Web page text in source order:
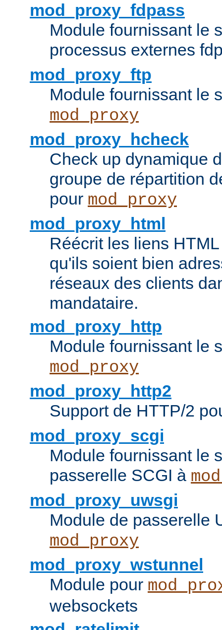
mod_proxy_fdpass
Module fournissant le
processus externes
mod_proxy_ftp
Module fournissant le
mod_proxy
mod_proxy_hcheck
Check up dynamique
groupe de répartition
pour mod_proxy
mod_proxy_html
Réécrit les liens
qu'ils soient bien
réseaux des clients
mandataire.
mod_proxy_http
Module fournissant le
mod_proxy
mod_proxy_http2
Support de HTTP/2
mod_proxy_scgi
Module fournissant le
passerelle SCGI à
mod_proxy_uwsgi
Module de passerelle
mod_proxy
mod_proxy_wstunnel
Module pour
websockets